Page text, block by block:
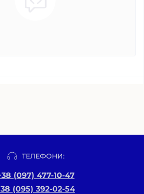
ТЕЛЕФОНИ:
(097) 477-10-47
(095) 392-02-54